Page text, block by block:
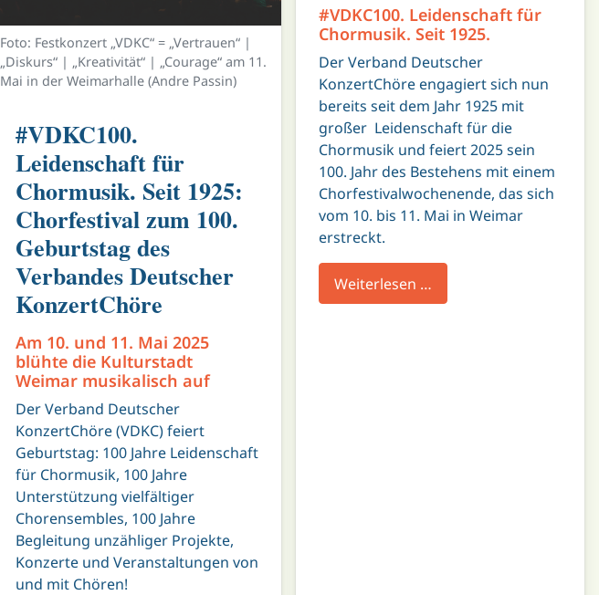
Foto: Festkonzert „VDKC“ = „Vertrauen“ |
„Diskurs“ | „Kreativität“ | „Courage“ am 11.
Mai in der Weimarhalle (Andre Passin)
#VDKC100.
Leidenschaft für
Chormusik. Seit 1925:
Chorfestival zum 100.
Geburtstag des
Verbandes Deutscher
KonzertChöre
Am 10. und 11. Mai 2025
blühte die Kulturstadt
Weimar musikalisch auf
Der Verband Deutscher
KonzertChöre (VDKC) feiert
Geburtstag: 100 Jahre Leidenschaft
für Chormusik, 100 Jahre
Unterstützung vielfältiger
Chorensembles, 100 Jahre
Begleitung unzähliger Projekte,
Konzerte und Veranstaltungen von
und mit Chören!
#VDKC100. Leidenschaft für
Chormusik. Seit 1925.
Der Verband Deutscher
KonzertChöre engagiert sich nun
bereits seit dem Jahr 1925 mit
großer Leidenschaft für die
Chormusik und feiert 2025 sein
100. Jahr des Bestehens mit einem
Chorfestivalwochenende, das sich
vom 10. bis 11. Mai in Weimar
erstreckt.
Weiterlesen …